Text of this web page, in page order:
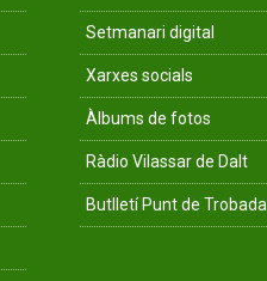
Setmanari digital
Xarxes socials
Àlbums de fotos
Ràdio Vilassar de Dalt
Butlletí Punt de Trobada